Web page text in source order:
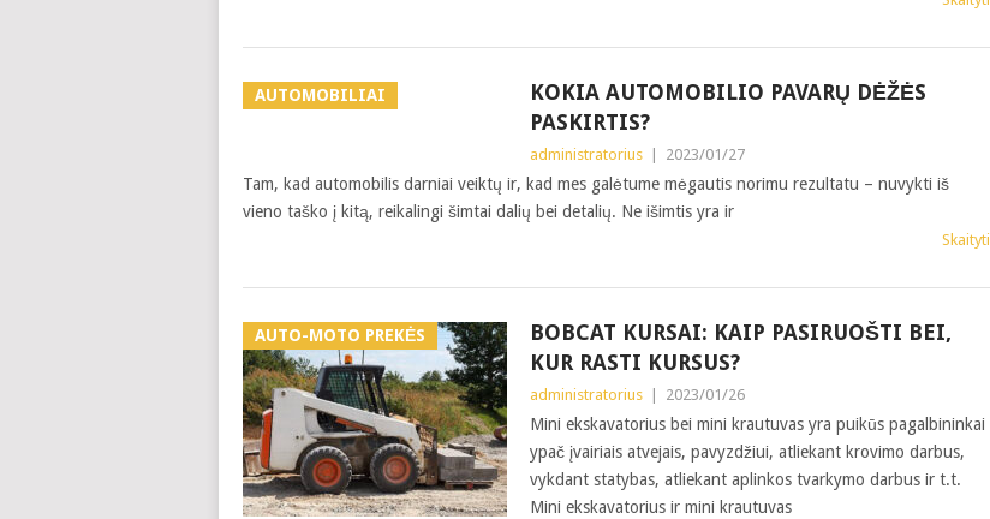
AUTOMOBILIAI
KOKIA AUTOMOBILIO PAVARŲ DĖŽĖS
PASKIRTIS?
administratorius 2023/01/27
Tam, kad automobilis darniai veiktų ir, kad mes galėtume mėgautis norimu rezultatu – nuvykti iš
vieno taško į kitą, reikalingi šimtai dalių bei detalių. Ne išimtis yra ir
Skaityti
AUTO-MOTO PREKĖS
BOBCAT KURSAI: KAIP PASIRUOŠTI BEI,
KUR RASTI KURSUS?
administratorius 2023/01/26
Mini ekskavatorius bei mini krautuvas yra puikūs pagalbininkai
ypač įvairiais atvejais, pavyzdžiui, atliekant krovimo darbus,
vykdant statybas, atliekant aplinkos tvarkymo darbus ir t.t.
Mini ekskavatorius ir mini krautuvas